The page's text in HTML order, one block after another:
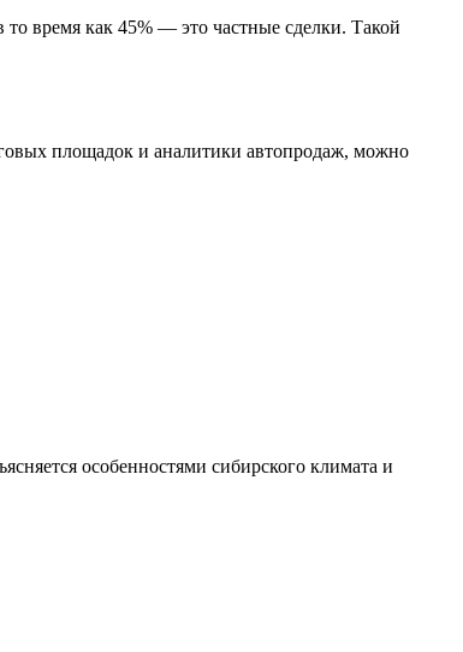
время как 45% — это частные сделки. Такой
площадок и аналитики автопродаж, можно
особенностями сибирского климата и